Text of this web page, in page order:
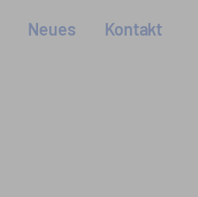
Neues Kontakt